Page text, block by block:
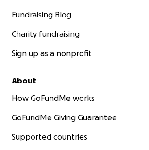
Fundraising Blog
Charity fundraising
Sign up as a nonprofit
About
How GoFundMe works
GoFundMe Giving Guarantee
Supported countries